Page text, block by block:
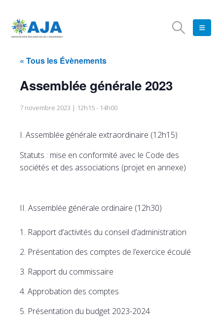
« Tous les Évènements
Assemblée générale 2023
7 novembre 2023 | 12h15- 14h00
I. Assemblée générale extraordinaire (12h15)
Statuts : mise en conformité avec le Code des
sociétés et des associations (projet en annexe)
II. Assemblée générale ordinaire (12h30)
Rapport d’activités du conseil d’administration
Présentation des comptes de l’exercice écoulé
Rapport du commissaire
Approbation des comptes
Présentation du budget 2023-2024